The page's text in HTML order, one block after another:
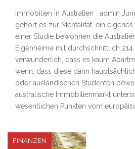
Immobilien in Australien admin
gehört es zur Mentalität, ein
einer Studie bewohnen die
Eigenheime mit durchschnittlich
verwunderlich, dass es kaum
wenn, dass diese dann
oder ausländischen Studenten
australische Immobilienmarkt
wesentlichen Punkten vom
FINANZEN